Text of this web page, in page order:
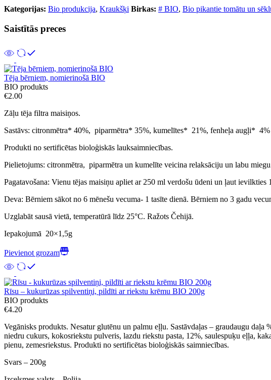
Kategorijas: Bio produkcija, Kraukšķi Birkas: # BIO, Bio pikantie tomātu un
Saistītās preces
Tēja bērniem, nomierinošā BIO
BIO produkts
€2.00
Zāļu tēja filtra maisiņos.
Sastāvs: citronmētra* 40%, piparmētra* 35%, kumelītes* 21%, fenheļa augļi* 4%
Produkti no sertificētas bioloģiskās lauksaimniecības.
Pielietojums: citronmētra, piparmētra un kumelīte veicina relaksāciju un labu
Pagatavošana: Vienu tējas maisiņu apliet ar 250 ml verdošu ūdeni un ļaut ievilkties
Deva: Bērniem sākot no 6 mēnešu vecuma- 1 tasīte dienā. Bērniem no 3 gadu
Uzglabāt sausā vietā, temperatūrā līdz 25°C. Ražots Čehijā.
Iepakojumā 20×1,5g
Pievienot grozam
Rīsu – kukurūzas spilventiņi, pildīti ar riekstu krēmu BIO 200g
BIO produkts
€4.20
Vegānisks produkts. Nesatur glutēnu un palmu eļļu. Sastāvdaļas – graudaugu
niedru cukurs, kokosriekstu pulveris, lazdu riekstu pasta, 12%, saulespuķu eļļa,
pienu, zemesriekstus. Produkti no sertificētas bioloģiskās saimniecības.
Svars – 200g